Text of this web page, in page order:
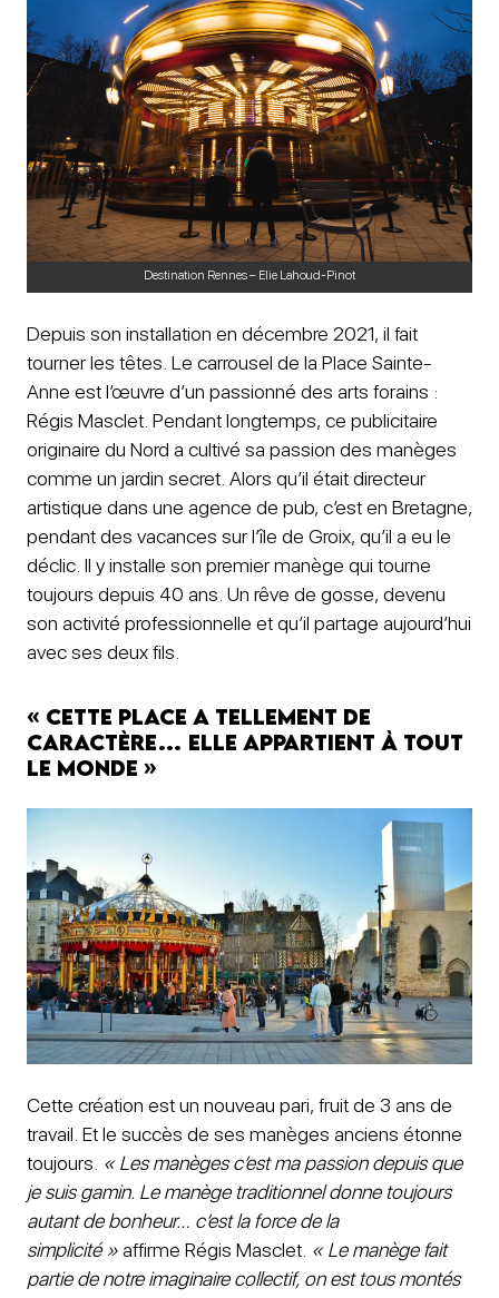
Destination Rennes – Elie Lahoud-Pinot
Depuis son installation en décembre 2021, il fait
tourner les têtes. Le carrousel de la Place Sainte-
Anne est l’œuvre d’un passionné des arts forains :
Régis Masclet. Pendant longtemps, ce publicitaire
originaire du Nord a cultivé sa passion des manèges
comme un jardin secret. Alors qu’il était directeur
artistique dans une agence de pub, c’est en Bretagne,
pendant des vacances sur l’île de Groix, qu’il a eu le
déclic. Il y installe son premier manège qui tourne
toujours depuis 40 ans. Un rêve de gosse, devenu
son activité professionnelle et qu’il partage aujourd’hui
avec ses deux fils.
« Cette place a tellement de
caractère… elle appartient à tout
le monde »
Cette création est un nouveau pari, fruit de 3 ans de
travail. Et le succès de ses manèges anciens étonne
toujours. « Les manèges c’est ma passion depuis que
je suis gamin. Le manège traditionnel donne toujours
autant de bonheur… c’est la force de la
simplicité »affirme Régis Masclet. « Le manège fait
partie de notre imaginaire collectif, on est tous montés